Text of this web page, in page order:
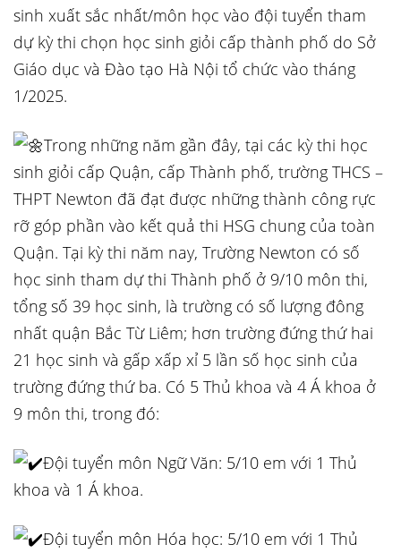
sinh xuất sắc nhất/môn học vào đội tuyển tham
dự kỳ thi chọn học sinh giỏi cấp thành phố do Sở
Giáo dục và Đào tạo Hà Nội tổ chức vào tháng
1/2025.
Trong những năm gần đây, tại các kỳ thi học
sinh giỏi cấp Quận, cấp Thành phố, trường THCS –
THPT Newton đã đạt được những thành công rực
rỡ góp phần vào kết quả thi HSG chung của toàn
Quận. Tại kỳ thi năm nay, Trường Newton có số
học sinh tham dự thi Thành phố ở 9/10 môn thi,
tổng số 39 học sinh, là trường có số lượng đông
nhất quận Bắc Từ Liêm; hơn trường đứng thứ hai
21 học sinh và gấp xấp xỉ 5 lần số học sinh của
trường đứng thứ ba. Có 5 Thủ khoa và 4 Á khoa ở
9 môn thi, trong đó:
Đội tuyển môn Ngữ Văn: 5/10 em với 1 Thủ
khoa và 1 Á khoa.
Đội tuyển môn Hóa học: 5/10 em với 1 Thủ